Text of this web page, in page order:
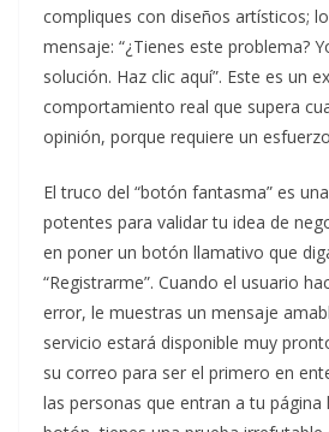
compliques con diseños artísticos;
mensaje: “¿Tienes este problema?
solución. Haz clic aquí”. Este es un
comportamiento real que supera
opinión, porque requiere un
El truco del “botón fantasma” es
potentes para validar tu idea de
en poner un botón llamativo que
“Registrarme”. Cuando el usuario
error, le muestras un mensaje
servicio estará disponible muy
su correo para ser el primero en
las personas que entran a tu página